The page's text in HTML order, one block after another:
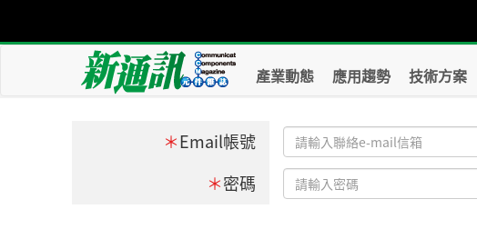
產業動態 應用趨勢 技術方案
＊Email帳號
＊密碼